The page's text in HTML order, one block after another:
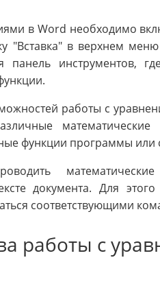
в Word необходимо
"Вставка" в верхнем
панель инструментов,
работы с
функции программы или
документа. Для
соответствующими
работы с